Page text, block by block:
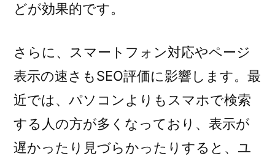
どが効果的です。
さらに、スマートフォン対応やページ
表示の速さもSEO評価に影響します。最
近では、パソコンよりもスマホで検索
する人の方が多くなっており、表示が
遅かったり見づらかったりすると、ユ